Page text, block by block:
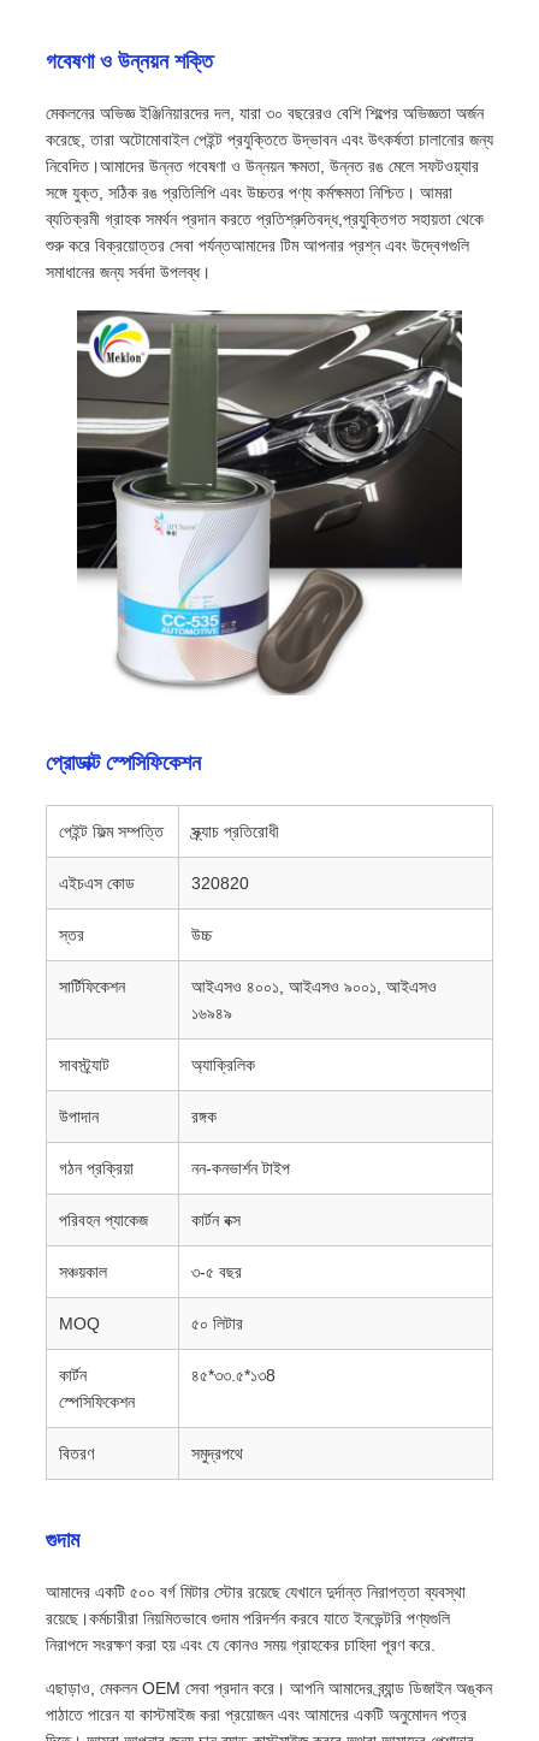
গবেষণা ও উন্নয়ন শক্তি
মেকলনের অভিজ্ঞ ইঞ্জিনিয়ারদের দল, যারা ৩০ বছরেরও বেশি শিল্পের অভিজ্ঞতা অর্জন
করেছে, তারা অটোমোবাইল পেইন্ট প্রযুক্তিতে উদ্ভাবন এবং উৎকর্ষতা চালানোর জন্য
নিবেদিত।আমাদের উন্নত গবেষণা ও উন্নয়ন ক্ষমতা, উন্নত রঙ মেলে সফটওয়্যার
সঙ্গে যুক্ত, সঠিক রঙ প্রতিলিপি এবং উচ্চতর পণ্য কর্মক্ষমতা নিশ্চিত। আমরা
ব্যতিক্রমী গ্রাহক সমর্থন প্রদান করতে প্রতিশ্রুতিবদ্ধ,প্রযুক্তিগত সহায়তা থেকে
শুরু করে বিক্রয়োত্তর সেবা পর্যন্তআমাদের টিম আপনার প্রশ্ন এবং উদ্বেগগুলি
সমাধানের জন্য সর্বদা উপলব্ধ।
প্রোডাক্ট স্পেসিফিকেশন
পেইন্ট ফিল্ম সম্পত্তি স্ক্র্যাচ প্রতিরোধী
এইচএস কোড 320820
স্তর উচ্চ
সার্টিফিকেশন
আইএসও ৪০০১, আইএসও ৯০০১, আইএসও
১৬৯৪৯
সাবস্ট্র্যাট অ্যাক্রিলিক
উপাদান রঙ্গক
গঠন প্রক্রিয়া নন-কনভার্শন টাইপ
পরিবহন প্যাকেজ কার্টন বক্স
সঞ্চয়কাল ৩-৫ বছর
MOQ ৫০ লিটার
কার্টন
স্পেসিফিকেশন
৪৫*৩৩.৫*১৩8
বিতরণ সমুদ্রপথে
গুদাম
আমাদের একটি ৫০০ বর্গ মিটার স্টোর রয়েছে যেখানে দুর্দান্ত নিরাপত্তা ব্যবস্থা
রয়েছে।কর্মচারীরা নিয়মিতভাবে গুদাম পরিদর্শন করবে যাতে ইনভেন্টরি পণ্যগুলি
নিরাপদে সংরক্ষণ করা হয় এবং যে কোনও সময় গ্রাহকের চাহিদা পূরণ করে.
এছাড়াও, মেকলন OEM সেবা প্রদান করে। আপনি আমাদের ব্র্যান্ড ডিজাইন অঙ্কন
পাঠাতে পারেন যা কাস্টমাইজ করা প্রয়োজন এবং আমাদের একটি অনুমোদন পত্র